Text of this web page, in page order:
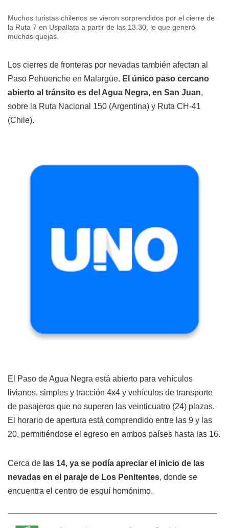
Muchos turistas chilenos se vieron sorprendidos por el cierre de
la Ruta 7 en Uspallata a partir de las 13.30, lo que generó
muchas quejas.
Los cierres de fronteras por nevadas también afectan al
Paso Pehuenche en Malargüe. El único paso cercano
abierto al tránsito es del Agua Negra, en San Juan,
sobre la Ruta Nacional 150 (Argentina) y Ruta CH-41
(Chile).
El Paso de Agua Negra está abierto para vehículos
livianos, simples y tracción 4x4 y vehículos de transporte
de pasajeros que no superen las veinticuatro (24) plazas.
El horario de apertura está comprendido entre las 9 y las
20, permitiéndose el egreso en ambos países hasta las 16.
Cerca de las 14, ya se podía apreciar el inicio de las
nevadas en el paraje de Los Penitentes, donde se
encuentra el centro de esquí homónimo.